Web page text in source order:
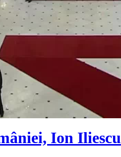
Ion Iliescu